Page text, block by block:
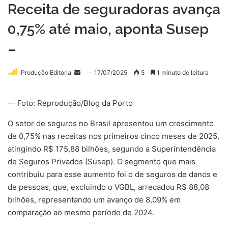
Receita de seguradoras avança
0,75% até maio, aponta Susep
–
Produção Editorial
Mande
mail
17/07/2025 5 1 minuto de leitura
— Foto: Reprodução/Blog da Porto
O setor de seguros no Brasil apresentou um crescimento
de 0,75% nas receitas nos primeiros cinco meses de 2025,
atingindo R$ 175,88 bilhões, segundo a Superintendência
de Seguros Privados (Susep). O segmento que mais
contribuiu para esse aumento foi o de seguros de danos e
de pessoas, que, excluindo o VGBL, arrecadou R$ 88,08
bilhões, representando um avanço de 8,09% em
comparação ao mesmo período de 2024.